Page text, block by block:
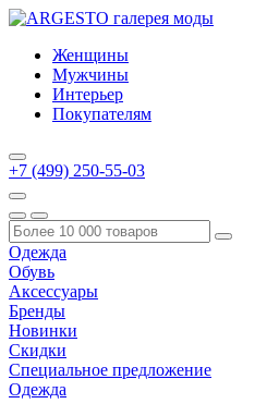
Женщины
Мужчины
Интерьер
Покупателям
+7 (499) 250-55-03
Одежда
Обувь
Аксессуары
Бренды
Новинки
Скидки
Специальное предложение
Одежда